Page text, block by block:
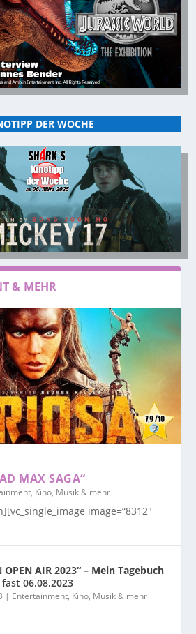
DER WOCHE
& MEHR
MAX SAGA“
Kino, Musik & mehr
image=“8312″
OPEN AIR 2023“ – Mein Tagebuch
06.08.2023
| Entertainment, Kino, Musik & mehr